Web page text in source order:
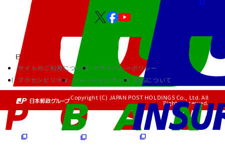
サイトのご利用について
プライバシーポリシー
アクセシビリティ
ソーシャルメディア RSSについて
Copyright (C) JAPAN POST HOLDINGS Co., Ltd. All
Rights Reserved.